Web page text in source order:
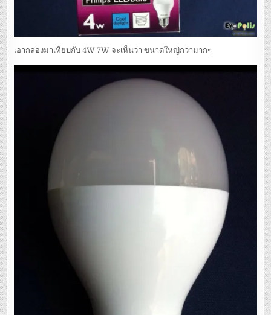
เอากล่องมาเทียบกับ 4W 7W จะเห็นว่า ขนาดใหญ่กว่ามากๆ